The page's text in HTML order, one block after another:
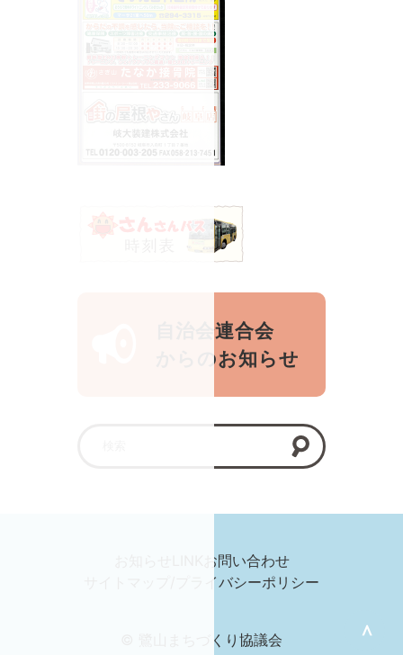
自治会連合会
からのお知らせ
＞
お問い合わせ
サイトマップ/プライバシーポリシー
© 鷺山まちづくり協議会